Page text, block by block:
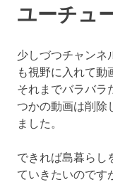
ユーチュ
少しづつチャンネ
も視野に入れて動
それまでバラバラ
つかの動画は削除
ました。
できれば島暮らし
ていきたいのです